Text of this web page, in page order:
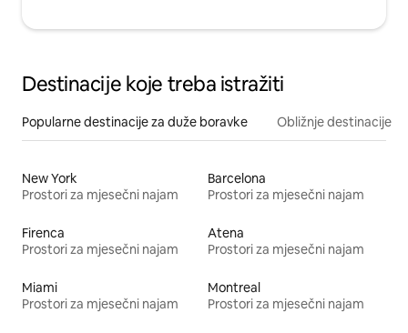
Destinacije koje treba istražiti
Popularne destinacije za duže boravke Obližnje destinacije
New York
Prostori za mjesečni najam
Barcelona
Prostori za mjesečni najam
Firenca
Prostori za mjesečni najam
Atena
Prostori za mjesečni najam
Miami
Prostori za mjesečni najam
Montreal
Prostori za mjesečni najam